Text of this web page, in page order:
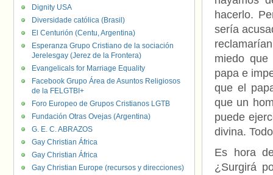
hacerlo.
sería
miedo
papa e
que el
que un
puede
divina.
Es hora
¿Surgirá
Dignity USA
Diversidade católica (Brasil)
El Centurión (Centu, Argentina)
Esperanza Grupo Cristiano de la sociación
Jerelesgay (Jerez de la Frontera)
Evangelicals for Marriage Equality
Facebook Grupo Área de Asuntos Religiosos
de la FELGTBI+
Foro Europeo de Grupos Cristianos LGTB
Fundación Otras Ovejas (Argentina)
G. E. C. ABRAZOS
Gay Christian África
Gay Christian África
Gay Christian Europe (recursos y direcciones)